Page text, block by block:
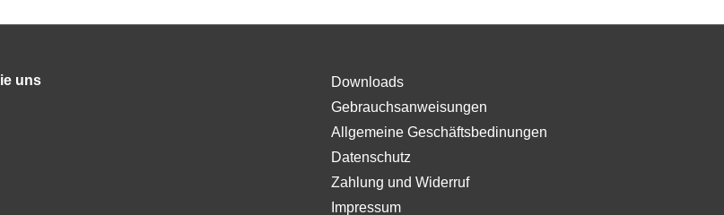
uns
Downloads
Gebrauchsanweisungen
Allgemeine Geschäftsbedinungen
Datenschutz
Zahlung und Widerruf
Impressum